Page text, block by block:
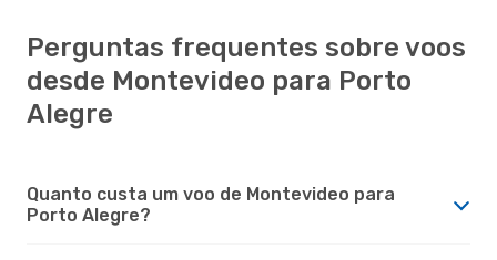
Perguntas frequentes sobre voos
desde Montevideo para Porto
Alegre
Quanto custa um voo de Montevideo para
Porto Alegre?